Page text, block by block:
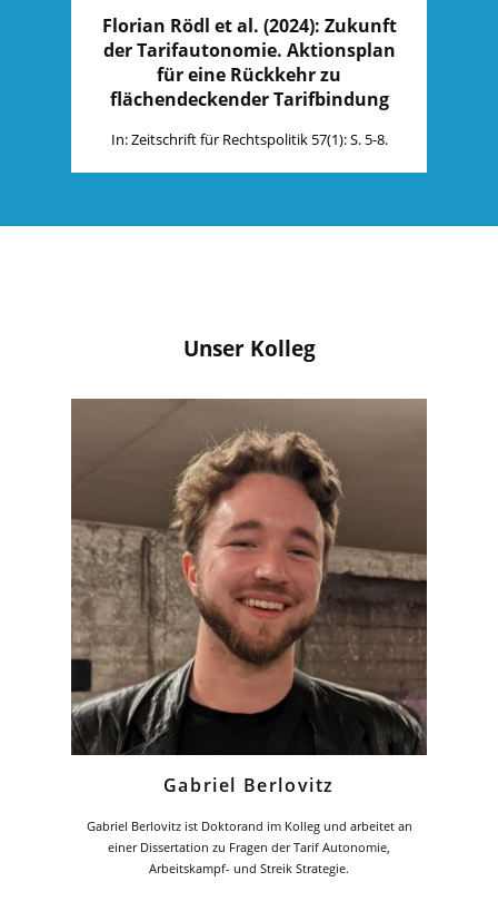
Florian Rödl et al. (2024): Zukunft
der Tarifautonomie. Aktionsplan
für eine Rückkehr zu
flächendeckender Tarifbindung
In: Zeitschrift für Rechtspolitik 57(1): S. 5-8.
Unser Kolleg
Gabriel Berlovitz
Gabriel Berlovitz ist Doktorand im Kolleg und arbeitet an
einer Dissertation zu Fragen der Tarif Autonomie,
Arbeitskampf- und Streik Strategie.